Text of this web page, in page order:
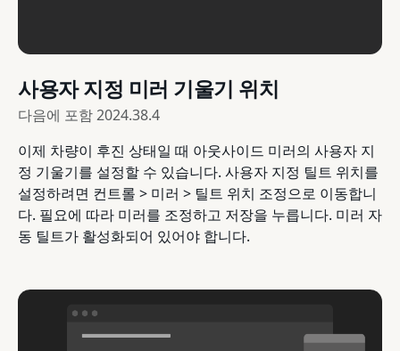
사용자 지정 미러 기울기 위치
다음에 포함2024.38.4
이제 차량이 후진 상태일 때 아웃사이드 미러의 사용자 지
정 기울기를 설정할 수 있습니다. 사용자 지정 틸트 위치를
설정하려면 컨트롤 > 미러 > 틸트 위치 조정으로 이동합니
다. 필요에 따라 미러를 조정하고 저장을 누릅니다. 미러 자
동 틸트가 활성화되어 있어야 합니다.